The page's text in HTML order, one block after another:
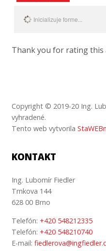
Inicializuje forme...
Thank you for rating this
Copyright © 2019-20 Ing.
vyhradené.
Tento web vytvorila
KONTAKT
Ing. Lubomír Fiedler
Trnkova 144
628 00 Brno
Telefón: +420 548212335
Telefón: +420 548210740
E-mail: